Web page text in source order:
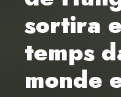
sortira
temps
monde